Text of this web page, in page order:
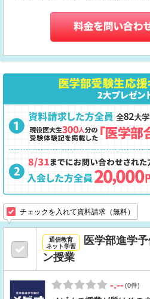
チェックを入れて資料請求（無料）
通信教育
ネット学習
医学部進学
ン授業
-.--(0件)